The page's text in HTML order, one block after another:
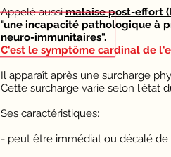
Appelé aussimalaise post-effort
"une incapacité pathologique à
neuro-immunitaires".
C'est le symptôme cardinal de
Il apparaît après une surcharge
Cette surcharge varie selon l'état
Ses caractéristiques:
- peut être immédiat ou décalé de